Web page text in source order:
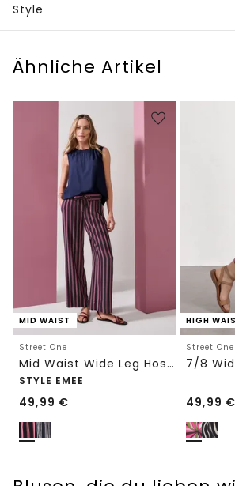
Style
Ähnliche Artikel
MID WAIST
Street One
Mid Waist Wide Leg Hose mit Streifen
STYLE EMEE
49,99 €
HIGH
Street One
49,99 €